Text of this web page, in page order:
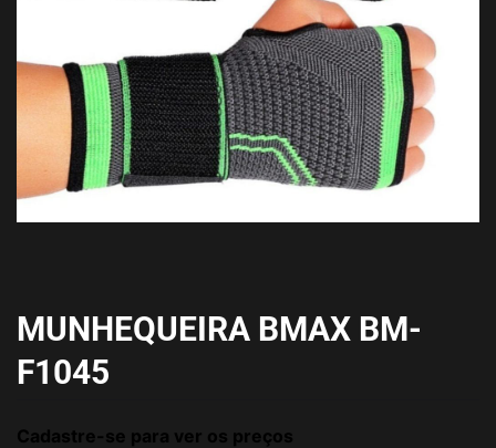
MUNHEQUEIRA BMAX BM-
F1045
Cadastre-se para ver os preços